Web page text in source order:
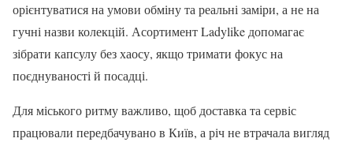
орієнтуватися на умови обміну та реальні заміри, а не на
гучні назви колекцій. Асортимент Ladylike допомагає
зібрати капсулу без хаосу, якщо тримати фокус на
поєднуваності й посадці.
Для міського ритму важливо, щоб доставка та сервіс
працювали передбачувано в Київ, а річ не втрачала вигляд